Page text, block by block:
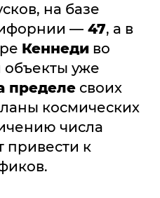
на базе
— 47, а в
Кеннеди во
объекты уже
пределе своих
космических
числа
привести к